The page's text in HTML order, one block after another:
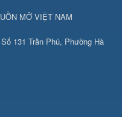
MỞ VIỆT NAM
131 Trần Phú, Phường Hà